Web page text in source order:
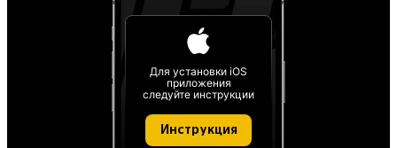
Для установки iOS
приложения
следуйте инструкции
Инструкция